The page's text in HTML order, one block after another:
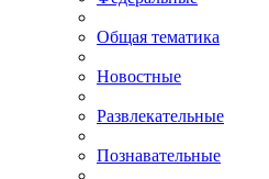
Общая тематика
Новостные
Развлекательные
Познавательные